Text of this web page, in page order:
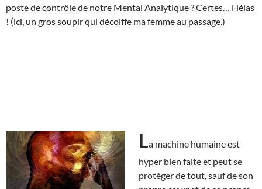
poste de contrôle de notre Mental Analytique ? Certes… Hélas
! (ici, un gros soupir qui décoiffe ma femme au passage.)
La machine humaine est
hyper bien faite et peut se
protéger de tout, sauf de son